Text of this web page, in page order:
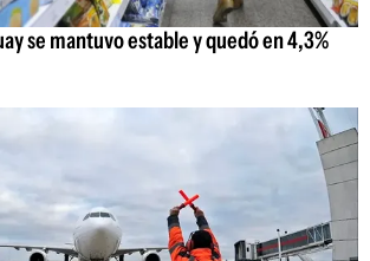
se mantuvo estable y quedó en 4,3%